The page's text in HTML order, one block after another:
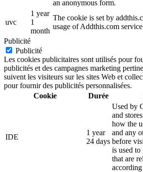
an anonymous form.
uvc
1 year
1
month
The cookie is set by
usage of Addthis.com
Publicité
Publicité
Les cookies publicitaires sont utilisés pour
publicités et des campagnes marketing
suivent les visiteurs sur les sites Web et
pour fournir des publicités personnalisées.
Cookie
Durée
IDE
1 year
24 days
Used by
and
how the
and any
before
is used to
that are